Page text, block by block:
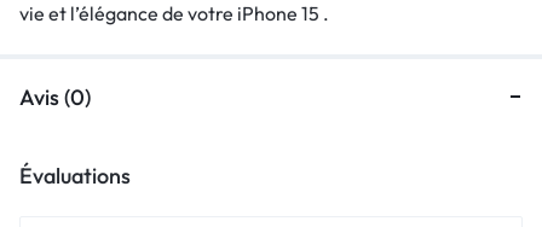
vie et l’élégance de votre iPhone 15 .
Avis (0)
Évaluations